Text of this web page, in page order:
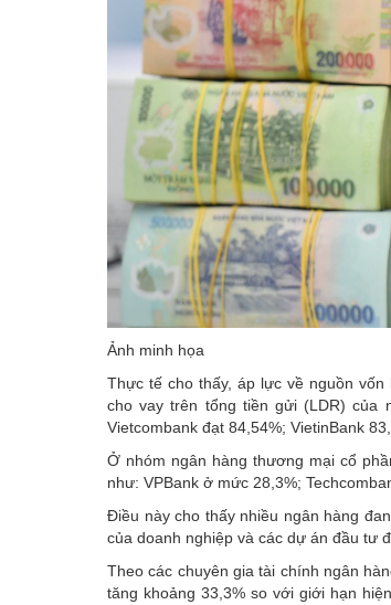
Ảnh minh họa
Thực tế cho thấy, áp lực về nguồn
cho vay trên tổng tiền gửi (LDR) của
Vietcombank đạt 84,54%; VietinBank
Ở nhóm ngân hàng thương mại cổ
như: VPBank ở mức 28,3%;
Điều này cho thấy nhiều ngân hàng
của doanh nghiệp và các dự án đầu tư
Theo các chuyên gia tài chính ngân
tăng khoảng 33,3% so với giới hạn